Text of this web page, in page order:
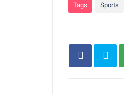
Tags Sports